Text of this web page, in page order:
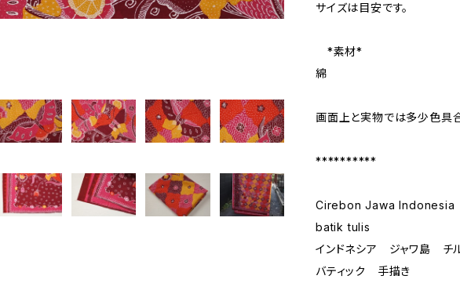
サイズは目安です。
*素材*
綿
画面上と実物では多少色具
**********
Cirebon Jawa Indonesia
batik tulis
インドネシア ジャワ島 チ
バティック 手描き